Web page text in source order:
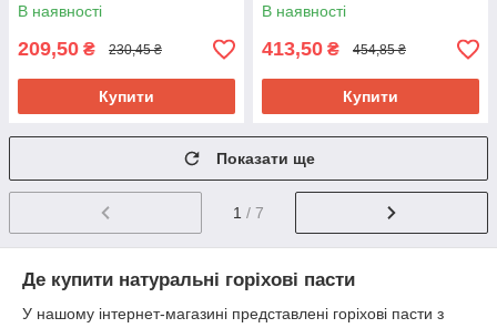
В наявності
209,50 ₴ 230,45 ₴
Купити
В наявності
413,50 ₴ 454,85 ₴
Купити
Показати ще
1 / 7
Де купити натуральні горіхові пасти
У нашому інтернет-магазині представлені горіхові пасти з